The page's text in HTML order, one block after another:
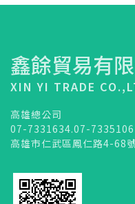
鑫餘貿易有
XIN YI TRADE
高雄總公司
07-7331634.07-7335106
高雄市仁武區鳳仁路4-68